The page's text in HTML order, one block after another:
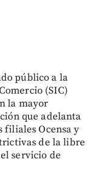
público a la
(SIC)
la mayor
que adelanta
filiales Ocensa y
de la libre
servicio de